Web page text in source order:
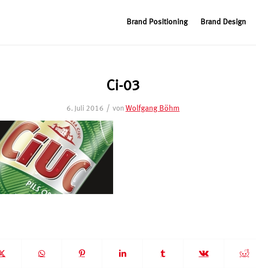
Brand Positioning Brand Design
Ci-03
6. Juli 2016 / von Wolfgang Böhm